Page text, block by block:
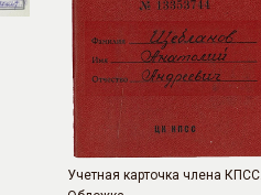
Учетная карточка члена КПСС.